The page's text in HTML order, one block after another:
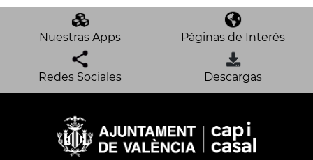
Nuestras Apps Páginas de Interés
Redes Sociales Descargas